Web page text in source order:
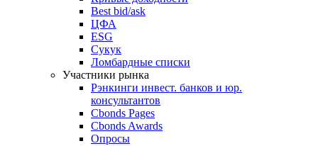
Best bid/ask
ЦФА
ESG
Сукук
Ломбардные списки
Участники рынка
Рэнкинги инвест. банков и юр.
консультантов
Cbonds Pages
Cbonds Awards
Опросы